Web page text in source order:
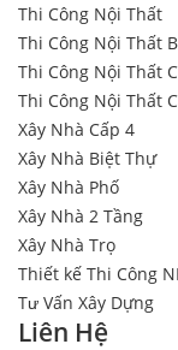
Thi Công Nội Thất
Thi Công Nội Thất
Thi Công Nội Thất
Thi Công Nội Thất
Xây Nhà Cấp 4
Xây Nhà Biệt Thự
Xây Nhà Phố
Xây Nhà 2 Tầng
Xây Nhà Trọ
Thiết kế Thi Công
Tư Vấn Xây Dựng
Liên Hệ